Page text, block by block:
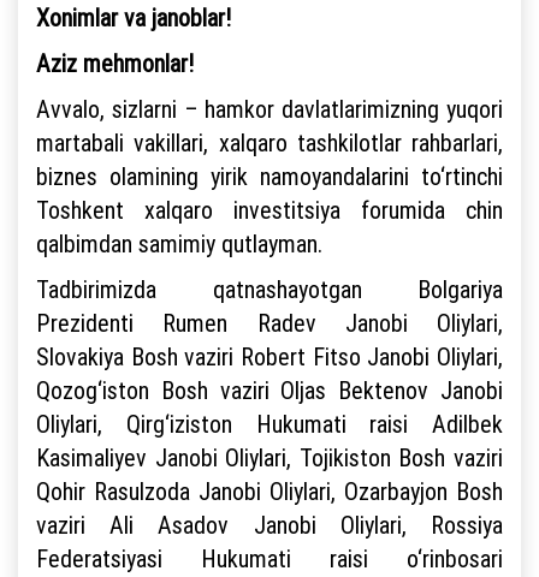
Xonimlar va janoblar!
Aziz mehmonlar!
Avvalo, sizlarni – hamkor davlatlarimizning yuqori
martabali vakillari, xalqaro tashkilotlar rahbarlari,
biznes olamining yirik namoyandalarini to‘rtinchi
Toshkent xalqaro investitsiya forumida chin
qalbimdan samimiy qutlayman.
Tadbirimizda qatnashayotgan Bolgariya
Prezidenti Rumen Radev Janobi Oliylari,
Slovakiya Bosh vaziri Robert Fitso Janobi Oliylari,
Qozog‘iston Bosh vaziri Oljas Bektenov Janobi
Oliylari, Qirg‘iziston Hukumati raisi Adilbek
Kasimaliyev Janobi Oliylari, Tojikiston Bosh vaziri
Qohir Rasulzoda Janobi Oliylari, Ozarbayjon Bosh
vaziri Ali Asadov Janobi Oliylari, Rossiya
Federatsiyasi Hukumati raisi o‘rinbosari